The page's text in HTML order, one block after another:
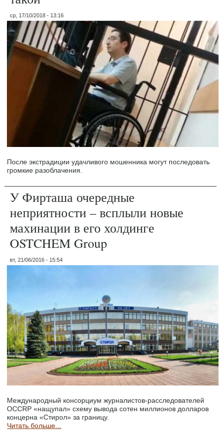
ср, 17/10/2018 - 13:16
После экстрадиции удачливого мошенника могут последовать
громкие разоблачения.
У Фирташа очередные
неприятности – всплыли новые
махинации в его холдинге
OSTCHEM Group
вт, 21/06/2016 - 15:54
Международный консорциум журналистов-расследователей
OCCRP «нащупал» схему вывода сотен миллионов долларов
концерна «Стирол» за границу.
Читать больше...